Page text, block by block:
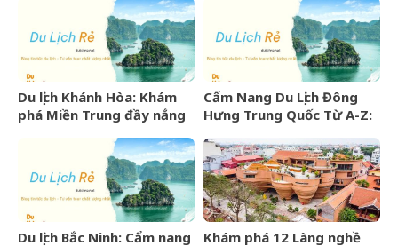
Du lịch Khánh Hòa: Khám
phá Miền Trung đầy nắng
Cẩm Nang Du Lịch Đông
Hưng Trung Quốc Từ A-Z:
Trình Chi Tiết
Du lịch Bắc Ninh: Cẩm nang
Khám phá 12 Làng nghề